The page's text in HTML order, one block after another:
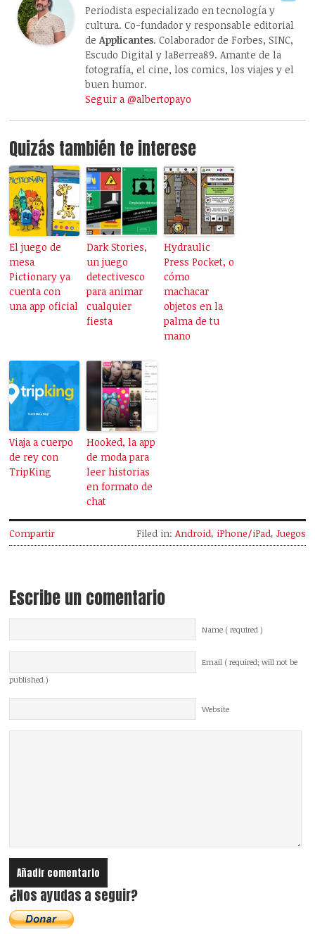
Periodista especializado en tecnología y
cultura. Co-fundador y responsable editorial
deApplicantes. Colaborador de Forbes, SINC,
Escudo Digital y laBerrea89. Amante de la
fotografía, el cine, los comics, los viajes y el
buen humor.
Seguir a @albertopayo
Quizás también te interese
El juego de
mesa
Pictionary ya
cuenta con
una app oficial
Dark Stories,
un juego
detectivesco
para animar
cualquier
fiesta
Hydraulic
Press Pocket, o
cómo
machacar
objetos en la
palma de tu
mano
Viaja a cuerpo
de rey con
TripKing
Hooked, la app
de moda para
leer historias
en formato de
chat
Compartir Filed in: Android, iPhone/iPad, Juegos
Escribe un comentario
Name ( required )
Email ( required; will not be
published )
Website
¿Nos ayudas a seguir?